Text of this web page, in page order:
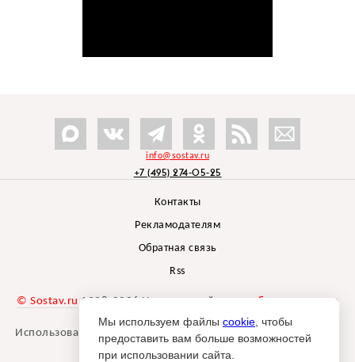
info@sostav.ru
+7 (495) 274-05-25
Контакты
Рекламодателям
Обратная связь
Rss
© Sostav.ru 1998-2026 Независимый проектбрендингового
агентства Depot
Использование материалов Sostav.ru допустимо только при
указании источника.
Мы используем файлы cookie , чтобы
предоставить вам больше возможностей
при использовании сайта.